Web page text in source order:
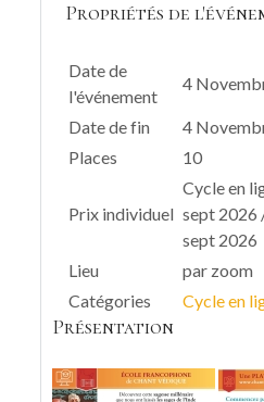
Propriétés de
Date de
l'événement
4
Date de fin
4
Places
10
Prix individuel
Cycle en
sept 2026
sept 2026
Lieu
par zoom
Catégories
Cycle en
Présentation